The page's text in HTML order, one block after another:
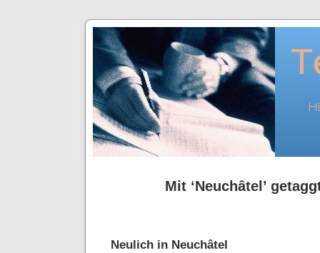
Mit ‘Neuchâtel’
Neulich in Neuchâtel